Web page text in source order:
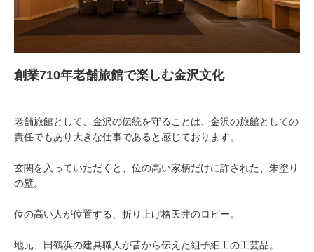
創業710年老舗旅館で楽しむ金沢文化
老舗旅館として、金沢の伝統を守ることは、金沢の旅館としての
責任でもあり大きな仕事であると感じております。
玄関を入っていただくと、位の高い家柄だけに許された、朱塗り
の壁。
位の高い人が位置する、折り上げ格天井のロビー。
地元、田鶴浜の建具職人が昔から伝えた組子細工の工芸品。